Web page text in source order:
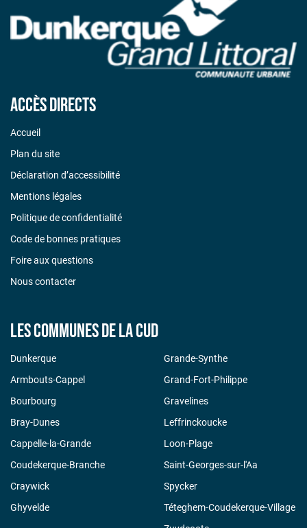
Accès directs
Accueil
Plan du site
Déclaration d’accessibilité
Mentions légales
Politique de confidentialité
Code de bonnes pratiques
Foire aux questions
Nous contacter
Les communes de la CUD
Dunkerque
Armbouts-Cappel
Bourbourg
Bray-Dunes
Cappelle-la-Grande
Coudekerque-Branche
Craywick
Ghyvelde
Grande-Synthe
Grand-Fort-Philippe
Gravelines
Leffrinckoucke
Loon-Plage
Saint-Georges-sur-l'Aa
Spycker
Téteghem-Coudekerque-Village